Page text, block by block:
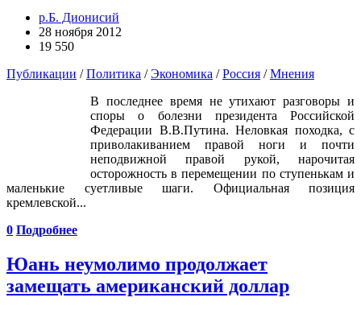
р.Б. Дионисий
28 ноября 2012
19 550
Публикации /Политика /Экономика /Россия /Мнения
В последнее время не утихают разговоры и
споры о болезни президента Российской
Федерации В.В.Путина. Неловкая походка, с
приволакиванием правой ноги и почти
неподвижной правой рукой, нарочитая
осторожность в перемещении по ступенькам и
маленькие суетливые шаги. Официальная позиция
кремлевской...
0 Подробнее
Юань неумолимо продолжает
замещать американский доллар